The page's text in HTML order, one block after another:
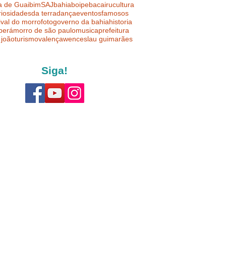
de GuaibimSAJbahiaboipebacairucultura
da terradançaeventosfamosos
do morrofotogoverno da bahiahistoria
morro de são paulomusicaprefeitura
turismovalençawenceslau guimarães
Siga!